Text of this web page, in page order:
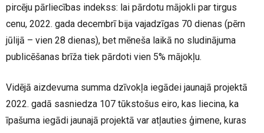
pircēju pārliecības indekss: lai pārdotu mājokli par tirgus
cenu, 2022. gada decembrī bija vajadzīgas 70 dienas (pērn
jūlijā – vien 28 dienas), bet mēneša laikā no sludinājuma
publicēšanas brīža tiek pārdoti vien 5% mājokļu.
Vidējā aizdevuma summa dzīvokļa iegādei jaunajā projektā
2022. gadā sasniedza 107 tūkstošus eiro, kas liecina, ka
īpašuma iegādi jaunajā projektā var atļauties ģimene, kuras